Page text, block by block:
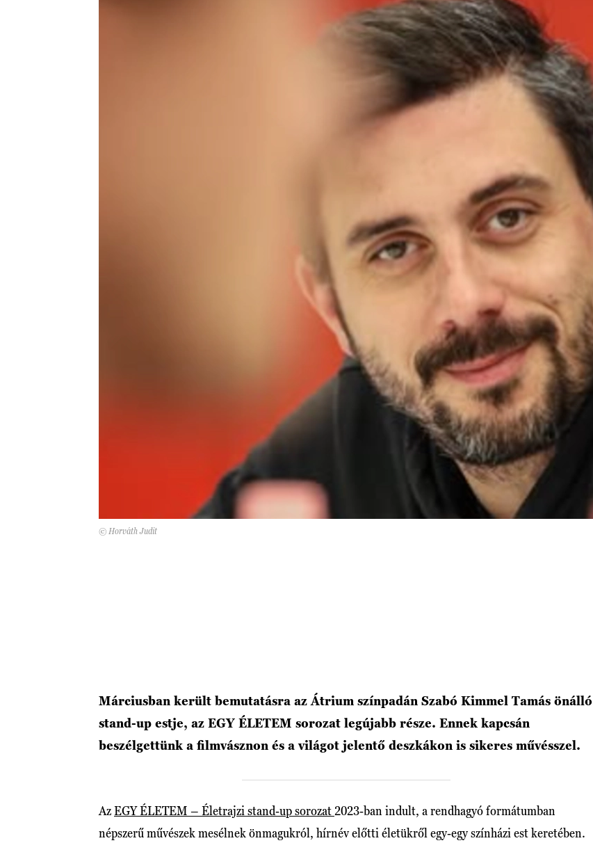
© Horváth Judit
Márciusban került bemutatásra az Átrium színpadán Szabó Kimmel Tamás önálló
stand-up estje, az EGY ÉLETEM sorozat legújabb része. Ennek kapcsán
beszélgettünk a filmvásznon és a világot jelentő deszkákon is sikeres művésszel.
AzEGY ÉLETEM – Életrajzi stand-up sorozat 2023-ban indult, a rendhagyó formátumban
népszerű művészek mesélnek önmagukról, hírnév előtti életükről egy-egy színházi est keretében.